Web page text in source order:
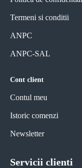
Termeni si conditii
ANPC
ANPC-SAL
Cont client
Contul meu
Istoric comenzi
Newsletter
Servicii clienti